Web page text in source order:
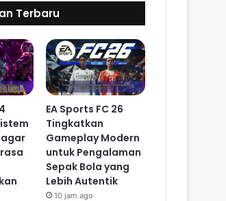
Terbaru
EA Sports FC 26
Tingkatkan
Gameplay Modern
untuk Pengalaman
Sepak Bola yang
Lebih Autentik
10 jam ago